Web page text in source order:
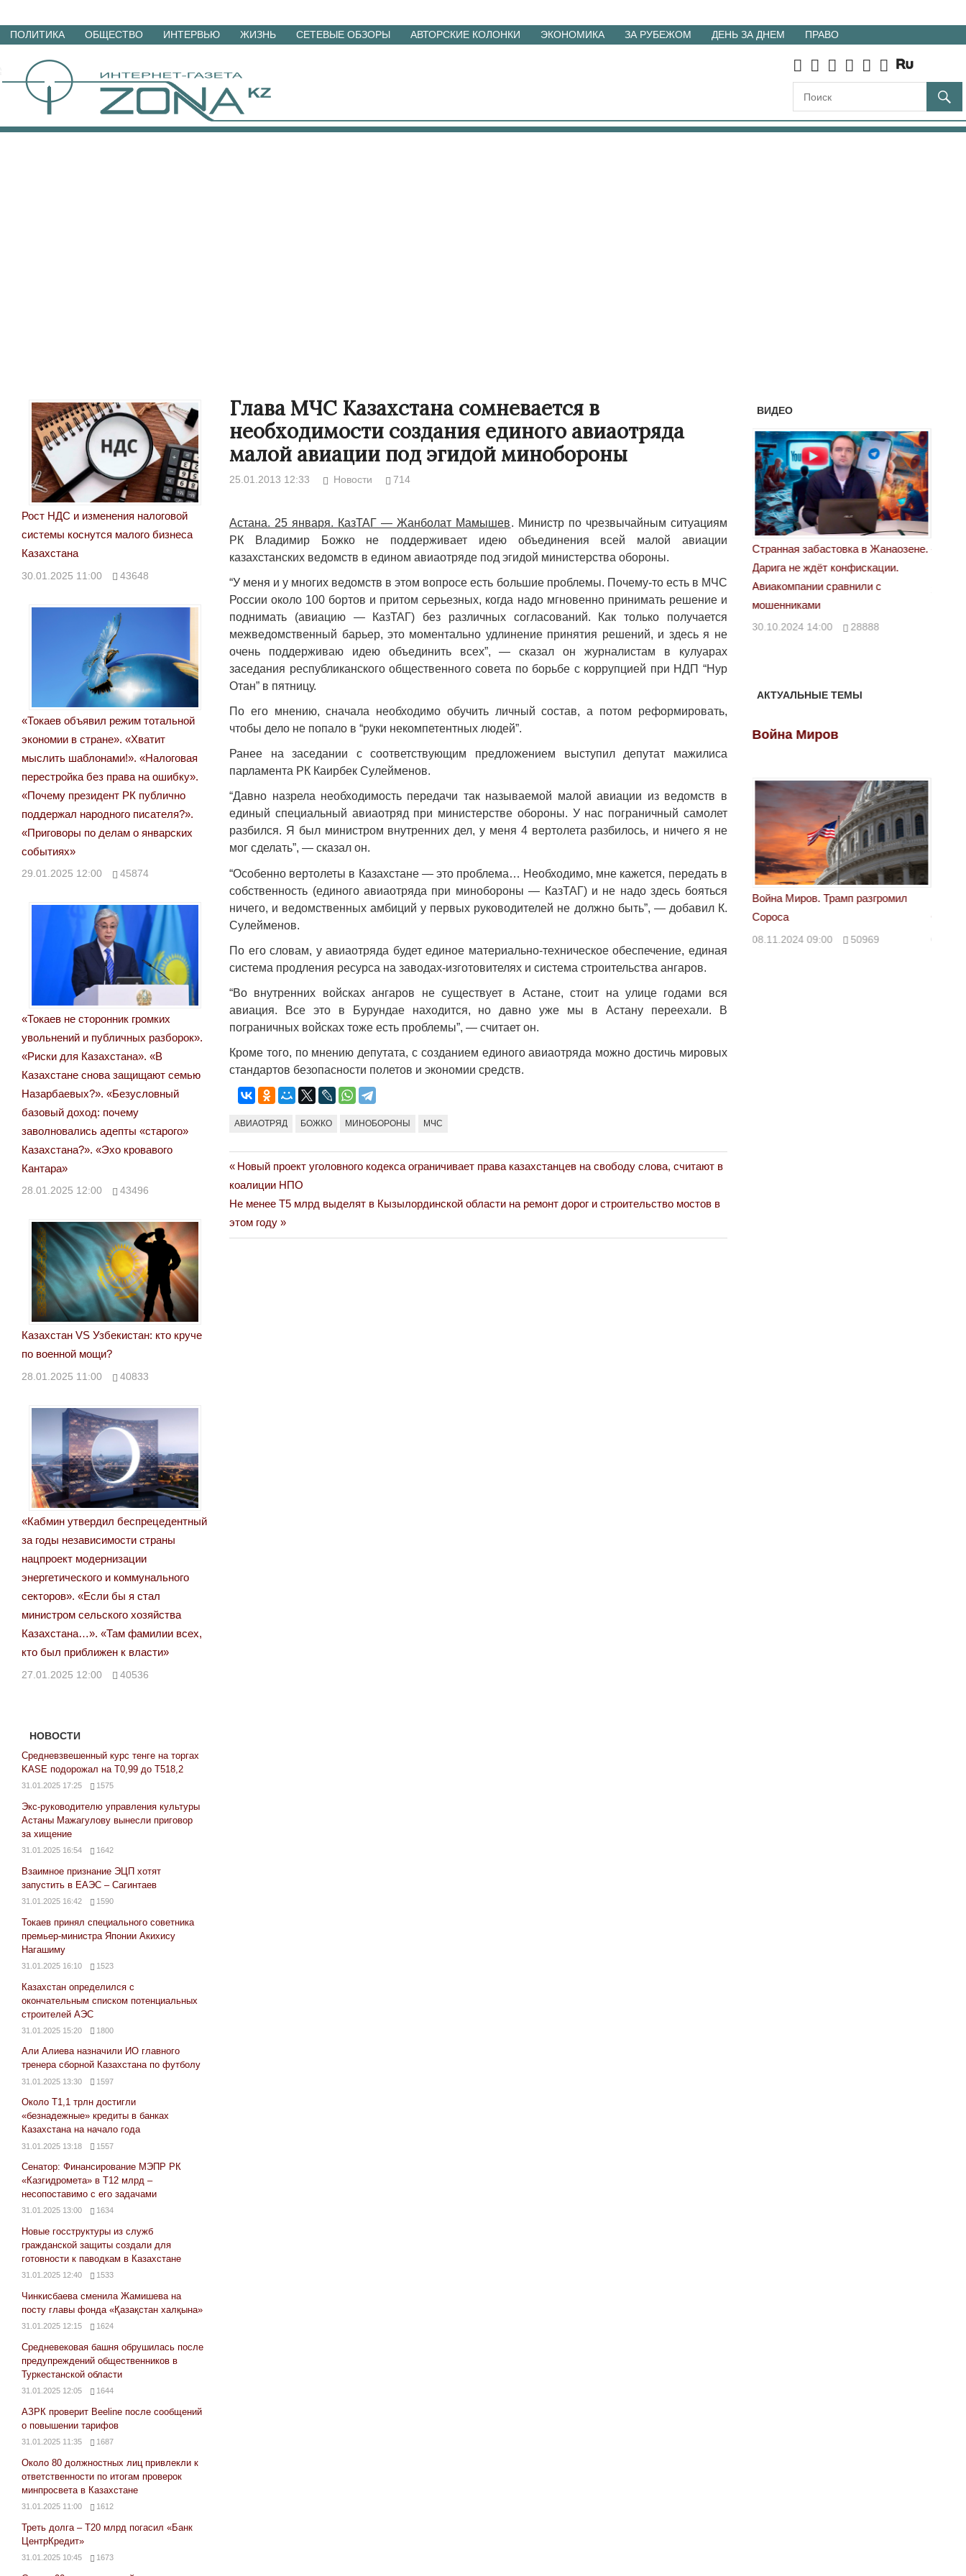
Перейти
материалам
ПОЛИТИКА ОБЩЕСТВО ИНТЕРВЬЮ ЖИЗНЬ СЕТЕВЫЕ ОБЗОРЫ АВТОРСКИЕ КОЛОНКИ ЭКОНОМИКА ЗА РУБЕЖОМ ДЕНЬ ЗА ДНЕМ ПРАВО
Глава МЧС Казахстана сомневается в
необходимости создания единого авиаотряда
малой авиации под эгидой минобороны
25.01.2013 12:33 Новости 714
Астана. 25 января. КазТАГ — Жанболат Мамышев. Министр по чрезвычайным ситуациям
РК Владимир Божко не поддерживает идею объединения всей малой авиации
казахстанских ведомств в едином авиаотряде под эгидой министерства обороны.
“У меня и у многих ведомств в этом вопросе есть большие проблемы. Почему-то есть в МЧС
России около 100 бортов и притом серьезных, когда надо мгновенно принимать решение и
поднимать (авиацию — КазТАГ) без различных согласований. Как только получается
межведомственный барьер, это моментально удлинение принятия решений, и здесь я не
очень поддерживаю идею объединить всех”, — сказал он журналистам в кулуарах
заседания республиканского общественного совета по борьбе с коррупцией при НДП “Нур
Отан” в пятницу.
По его мнению, сначала необходимо обучить личный состав, а потом реформировать,
чтобы дело не попало в “руки некомпетентных людей”.
Ранее на заседании с соответствующим предложением выступил депутат мажилиса
парламента РК Каирбек Сулейменов.
“Давно назрела необходимость передачи так называемой малой авиации из ведомств в
единый специальный авиаотряд при министерстве обороны. У нас пограничный самолет
разбился. Я был министром внутренних дел, у меня 4 вертолета разбилось, и ничего я не
мог сделать”, — сказал он.
“Особенно вертолеты в Казахстане — это проблема… Необходимо, мне кажется, передать в
собственность (единого авиаотряда при минобороны — КазТАГ) и не надо здесь бояться
ничего, и ведомственных амбиций у первых руководителей не должно быть”, — добавил К.
Сулейменов.
По его словам, у авиаотряда будет единое материально-техническое обеспечение, единая
система продления ресурса на заводах-изготовителях и система строительства ангаров.
“Во внутренних войсках ангаров не существует в Астане, стоит на улице годами вся
авиация. Все это в Бурундае находится, но давно уже мы в Астану переехали. В
пограничных войсках тоже есть проблемы”, — считает он.
Кроме того, по мнению депутата, с созданием единого авиаотряда можно достичь мировых
стандартов безопасности полетов и экономии средств.
АВИАОТРЯД БОЖКО МИНОБОРОНЫ МЧС
Навигация
по
записям
Previous
Post:
Новый проект уголовного кодекса ограничивает права казахстанцев на свободу слова, считают в
коалиции НПО
Next
Post:
Не менее Т5 млрд выделят в Кызылординской области на ремонт дорог и строительство мостов в
этом году
Рост НДС и изменения налоговой
системы коснутся малого бизнеса
Казахстана
30.01.2025 11:00 43648
«Токаев объявил режим тотальной
экономии в стране». «Хватит
мыслить шаблонами!». «Налоговая
перестройка без права на ошибку».
«Почему президент РК публично
поддержал народного писателя?».
«Приговоры по делам о январских
событиях»
29.01.2025 12:00 45874
«Токаев не сторонник громких
увольнений и публичных разборок».
«Риски для Казахстана». «В
Казахстане снова защищают семью
Назарбаевых?». «Безусловный
базовый доход: почему
заволновались адепты «старого»
Казахстана?». «Эхо кровавого
Кантара»
28.01.2025 12:00 43496
Казахстан VS Узбекистан: кто круче
по военной мощи?
28.01.2025 11:00 40833
«Кабмин утвердил беспрецедентный
за годы независимости страны
нацпроект модернизации
энергетического и коммунального
секторов». «Если бы я стал
министром сельского хозяйства
Казахстана…». «Там фамилии всех,
кто был приближен к власти»
27.01.2025 12:00 40536
НОВОСТИ
Средневзвешенный курс тенге на торгах
KASE подорожал на Т0,99 до Т518,2
31.01.2025 17:25 1575
Экс-руководителю управления культуры
Астаны Мажагулову вынесли приговор
за хищение
31.01.2025 16:54 1642
Взаимное признание ЭЦП хотят
запустить в ЕАЭС – Сагинтаев
31.01.2025 16:42 1590
Токаев принял специального советника
премьер-министра Японии Акихису
Нагашиму
31.01.2025 16:10 1523
Казахстан определился с
окончательным списком потенциальных
строителей АЭС
31.01.2025 15:20 1800
Али Алиева назначили ИО главного
тренера сборной Казахстана по футболу
31.01.2025 13:30 1597
Около Т1,1 трлн достигли
«безнадежные» кредиты в банках
Казахстана на начало года
31.01.2025 13:18 1557
Сенатор: Финансирование МЭПР РК
«Казгидромета» в Т12 млрд –
несопоставимо с его задачами
31.01.2025 13:00 1634
Новые госструктуры из служб
гражданской защиты создали для
готовности к паводкам в Казахстане
31.01.2025 12:40 1533
Чинкисбаева сменила Жамишева на
посту главы фонда «Қазақстан халқына»
31.01.2025 12:15 1624
Средневековая башня обрушилась после
предупреждений общественников в
Туркестанской области
31.01.2025 12:05 1644
АЗРК проверит Beeline после сообщений
о повышении тарифов
31.01.2025 11:35 1687
Около 80 должностных лиц привлекли к
ответственности по итогам проверок
минпросвета в Казахстане
31.01.2025 11:00 1612
Треть долга – Т20 млрд погасил «Банк
ЦентрКредит»
31.01.2025 10:45 1673
ВИДЕО
Народ выбрал свет
Странная забастовка в Жанаозене.
Дарига не ждёт конфискации.
Авиакомпании сравнили с
мошенниками
30.10.2024 14:00 28888
«Новый Казахстан не говорит всей
правды»
29.10.2024 09:00 39623
АКТУАЛЬНЫЕ ТЕМЫ
Война Миров. Трамп разгромил
Сороса
Война Миров
Война Миров. Трамп разгромил
Сороса
08.11.2024 09:00 50969